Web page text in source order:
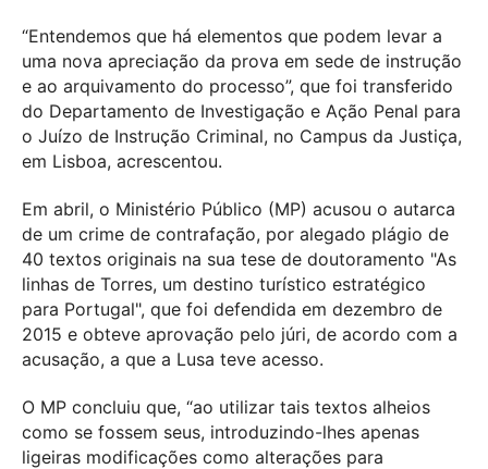
“Entendemos que há elementos que podem levar a
uma nova apreciação da prova em sede de instrução
e ao arquivamento do processo”, que foi transferido
do Departamento de Investigação e Ação Penal para
o Juízo de Instrução Criminal, no Campus da Justiça,
em Lisboa, acrescentou.
Em abril, o Ministério Público (MP) acusou o autarca
de um crime de contrafação, por alegado plágio de
40 textos originais na sua tese de doutoramento "As
linhas de Torres, um destino turístico estratégico
para Portugal", que foi defendida em dezembro de
2015 e obteve aprovação pelo júri, de acordo com a
acusação, a que a Lusa teve acesso.
O MP concluiu que, “ao utilizar tais textos alheios
como se fossem seus, introduzindo-lhes apenas
ligeiras modificações como alterações para